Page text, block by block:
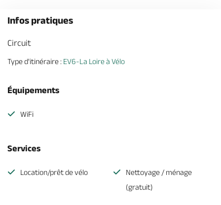
Infos pratiques
Circuit
Type d'itinéraire : EV6-La Loire à Vélo
Équipements
WiFi
Services
Location/prêt de vélo
Nettoyage / ménage
(gratuit)